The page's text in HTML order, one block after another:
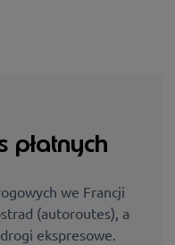
płatnych
we Francji
(autoroutes), a
ekspresowe.